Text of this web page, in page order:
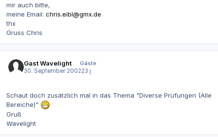
mir auch bitte,
meine Email: chris.eibl@gmx.de
thx
Gruss Chris
Gast Wavelight
Gäste
30. September 200223 j
Schaut doch zusätzlich mal in das Thema "Diverse Prüfungen (Alle
Bereiche)"
Gruß
Wavelight